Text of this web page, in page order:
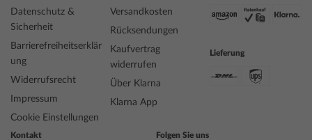
Anzeige
Batterie (Quarz)
Bezeichnung
Japan
Funktionen Datum, Minute, Sekunde, Stunde
Datenschutz &
Sicherheit
Barrierefreiheitserklär
ung
Widerrufsrecht
Impressum
Cookie Einstellungen
Versandkosten
Rücksendungen
Kaufvertrag
widerrufen
Über Klarna
Klarna App
Lieferung
Kontakt Folgen Sie uns